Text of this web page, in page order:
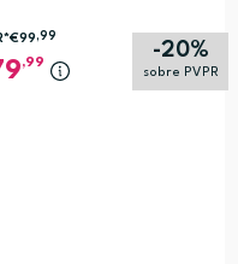
-20%
sobre PVPR
€99 ,99
,99